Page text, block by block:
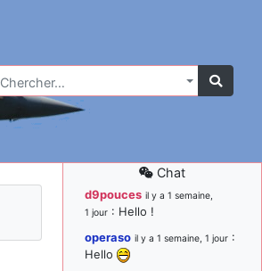
Chercher…
Chat
d9pouces il y a 1 semaine,
1 jour : Hello !
operaso il y a 1 semaine, 1 jour :
Hello